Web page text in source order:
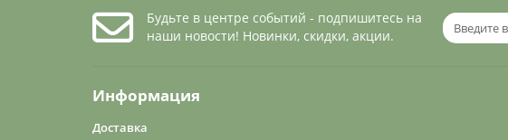
Будьте в центре событий - подпишитесь на
наши новости! Новинки, скидки, акции.
Информация
Доставка